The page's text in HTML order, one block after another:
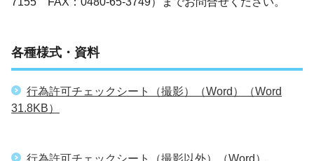
各種様式・資料
行為許可チェックシート（撮影）（Word）
（Word
31.8KB）
行為許可チェックシート（撮影以外）（Word）